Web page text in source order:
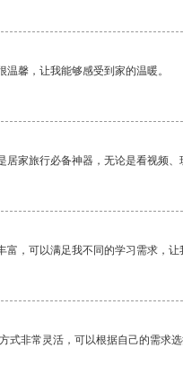
温馨，让我能够感受到家的温暖。
居家旅行必备神器，无论是看视频
富，可以满足我不同的学习需求，让
式非常灵活，可以根据自己的需求